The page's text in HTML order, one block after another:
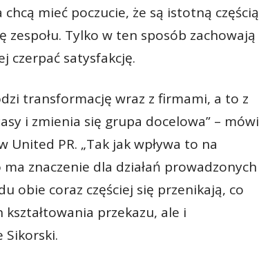
mieć poczucie, że są istotną częścią
zespołu. Tylko w ten sposób zachowają
czerpać satysfakcję.
transformację wraz z firmami, a to z
i zmienia się grupa docelowa” – mówi
PR. „Tak jak wpływa to na
znaczenie dla działań prowadzonych
obie coraz częściej się przenikają, co
przekazu, ale i
Sikorski.